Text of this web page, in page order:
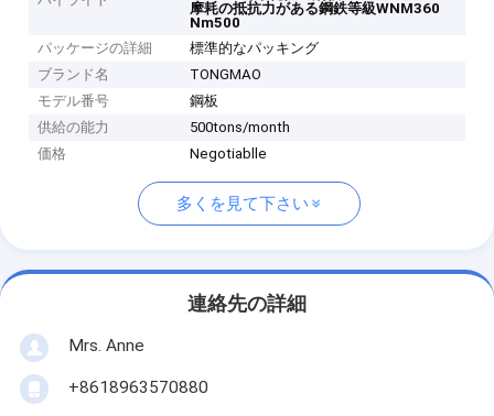
摩耗の抵抗力がある鋼鉄等級WNM360
Nm500
パッケージの詳細
標準的なパッキング
ブランド名
TONGMAO
モデル番号
鋼板
供給の能力
500tons/month
価格
Negotiablle
多くを見て下さい
連絡先の詳細
Mrs. Anne
+8618963570880